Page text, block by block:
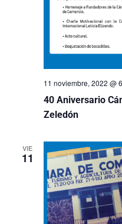
40 Aniversario
Zeledón
11 noviembre, 2022 @
VIE
11